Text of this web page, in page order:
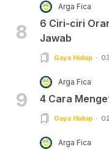
8
Arga Fica
6 Ciri-ciri
Jawab
Gaya Hidup
9
Arga Fica
4 Cara
Gaya Hidup
Arga Fica